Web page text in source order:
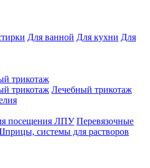
Для ванной Для кухни Для
трикотаж
трикотаж Лечебный трикотаж
посещения ЛПУ Перевязочные
системы для растворов